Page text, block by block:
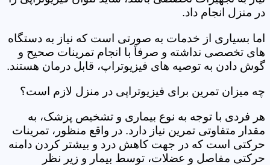
در منزل انجام داد.
اما بسیاری از خدمات به صورتی است که نیاز به دستگاه
های تخصصی نداشته و صرفاً با انجام تمرینات صحیح و
گوش دادن به توصیه های فیزیوتراپ، قابل درمان هستند.
چه میزان تمرین برای فیزیوتراپی در منزل لازم است؟
هر فردی با توجه به نوع بیماری و تشخیص پزشک، به
مقدار متفاوتی تمرین نیاز دارد. در واقع منظور، تمرینات
حرکتی است که در جهت کاهش درد و بیشتر کردن دامنه
حرکتی مفاصل و عضلات، توسط بیمار و زیر نظر